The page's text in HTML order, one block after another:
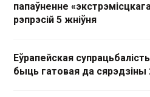
папаўненне
рэпрэсій 5 жніўня
Еўрапейская
быць гатовая да сярэдзіны